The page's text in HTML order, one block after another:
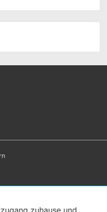
zuhause und